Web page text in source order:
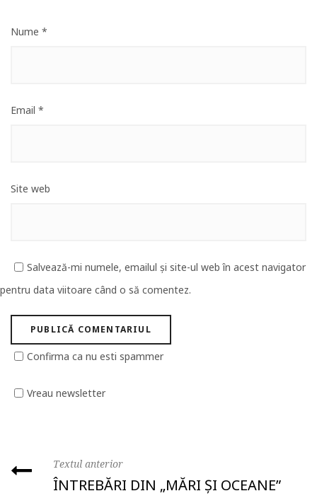
Nume *
Email *
Site web
Salvează-mi numele, emailul și site-ul web în acest navigator
pentru data viitoare când o să comentez.
Confirma ca nu esti spammer
Vreau newsletter
Textul anterior
ÎNTREBĂRI DIN „MĂRI ȘI OCEANE”